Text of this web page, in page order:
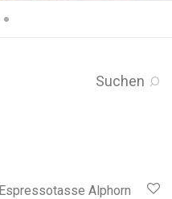
Suchen
Espressotasse Alphorn